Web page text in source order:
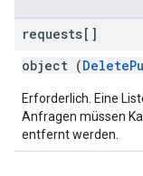
requests[]
object (
Erforderlich. Eine
Anfragen müssen
entfernt werden.